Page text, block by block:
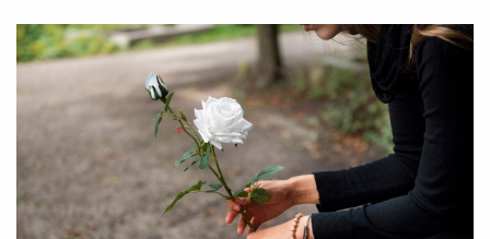
Εφυγε από τη ζωή η